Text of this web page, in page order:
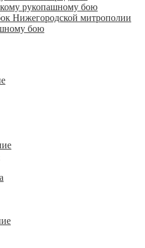
Нижегородской митрополии
бою